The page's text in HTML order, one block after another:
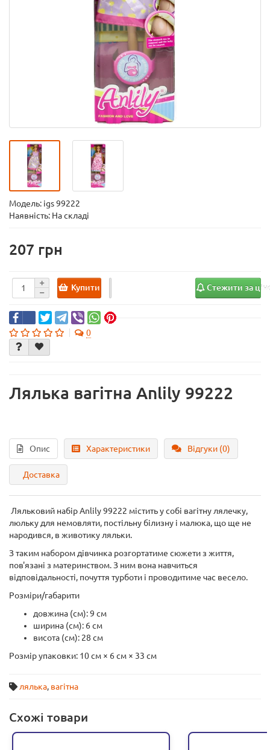
Модель: igs 99222
Наявність: На складі
207
Купити Стежити за
0
Лялька вагітна Anlily 99222
Опис Характеристики Відгуки (0)
Доставка
Ляльковий набір Anlily 99222 містить у собі вагітну лялечку,
люльку для немовляти, постільну білизну і малюка, що ще не
народився, в животику ляльки.
З таким набором дівчинка розгортатиме сюжети з життя,
пов'язані з материнством. З ним вона навчиться
відповідальності, почуття турботи і проводитиме час весело.
Розміри/габарити
довжина (см): 9 см
ширина (см): 6 см
висота (см): 28 см
Розмір упаковки: 10 см × 6 см × 33 см
лялька, вагітна
Схожі товари